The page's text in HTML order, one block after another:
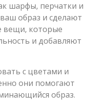
шарфы, перчатки и
образ и сделают
вещи, которые
и добавляют
с цветами и
они помогают
образ.